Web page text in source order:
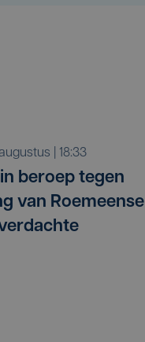
augustus | 18:33
beroep tegen
van Roemeense